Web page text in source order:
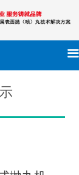
끀